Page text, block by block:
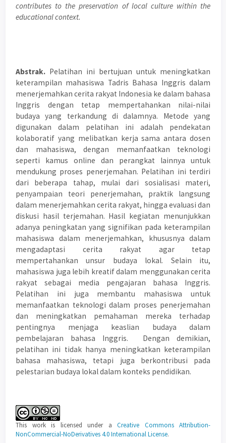
contributes to the preservation of local culture within the
educational context.
Abstrak. Pelatihan ini bertujuan untuk meningkatkan
keterampilan mahasiswa Tadris Bahasa Inggris dalam
menerjemahkan cerita rakyat Indonesia ke dalam bahasa
Inggris dengan tetap mempertahankan nilai-nilai
budaya yang terkandung di dalamnya. Metode yang
digunakan dalam pelatihan ini adalah pendekatan
kolaboratif yang melibatkan kerja sama antara dosen
dan mahasiswa, dengan memanfaatkan teknologi
seperti kamus online dan perangkat lainnya untuk
mendukung proses penerjemahan. Pelatihan ini terdiri
dari beberapa tahap, mulai dari sosialisasi materi,
penyampaian teori penerjemahan, praktik langsung
dalam menerjemahkan cerita rakyat, hingga evaluasi dan
diskusi hasil terjemahan. Hasil kegiatan menunjukkan
adanya peningkatan yang signifikan pada keterampilan
mahasiswa dalam menerjemahkan, khususnya dalam
mengadaptasi cerita rakyat agar tetap
mempertahankan unsur budaya lokal. Selain itu,
mahasiswa juga lebih kreatif dalam menggunakan cerita
rakyat sebagai media pengajaran bahasa Inggris.
Pelatihan ini juga membantu mahasiswa untuk
memanfaatkan teknologi dalam proses penerjemahan
dan meningkatkan pemahaman mereka terhadap
pentingnya menjaga keaslian budaya dalam
pembelajaran bahasa Inggris. Dengan demikian,
pelatihan ini tidak hanya meningkatkan keterampilan
bahasa mahasiswa, tetapi juga berkontribusi pada
pelestarian budaya lokal dalam konteks pendidikan.
Details
This work is licensed under a Creative Commons Attribution-
NonCommercial-NoDerivatives 4.0 International License.